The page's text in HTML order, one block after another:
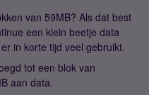
van 59MB? Als dat best
een klein beetje data
in korte tijd veel gebruikt.
tot een blok van
aan data.